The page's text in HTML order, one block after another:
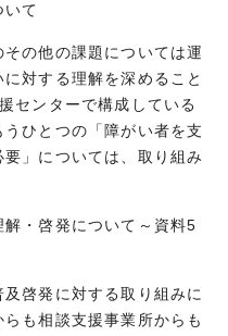
て
の他の課題については運
対する理解を深めること
センターで構成している
ひとつの「障がい者を支
」については、取り組み
解・啓発について～資料5
及啓発に対する取り組みに
も相談支援事業所からも